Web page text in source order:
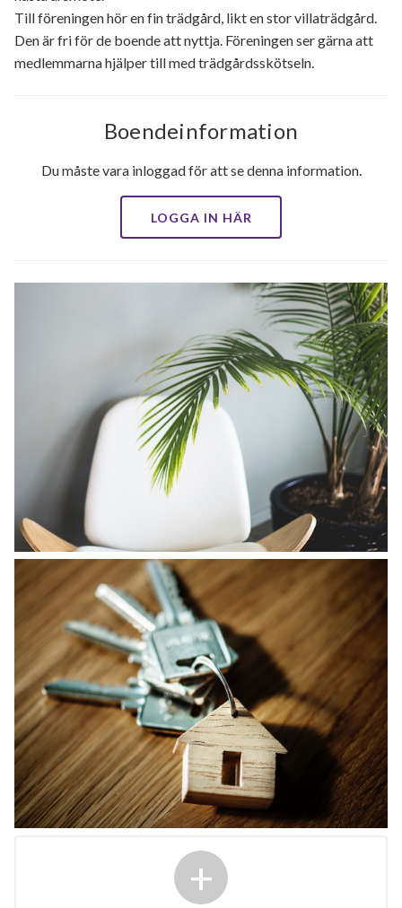
Till föreningen hör en fin trädgård, likt en stor villaträdgård.
Den är fri för de boende att nyttja. Föreningen ser gärna att
medlemmarna hjälper till med trädgårdsskötseln.
Boendeinformation
Du måste vara inloggad för att se denna information.
LOGGA IN HÄR
+